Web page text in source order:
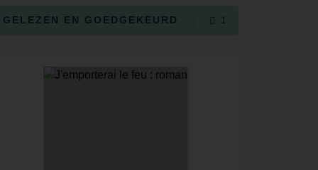
GELEZEN EN GOEDGEKEURD 1